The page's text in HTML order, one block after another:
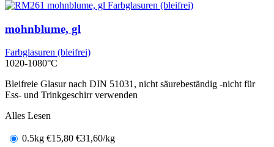
mohnblume, gl
Farbglasuren (bleifrei)
1020-1080°C
Bleifreie Glasur nach DIN 51031, nicht säurebeständig -nicht für
Ess- und Trinkgeschirr verwenden
Alles Lesen
0.5kg €15,80 €31,60/kg